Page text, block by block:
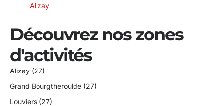
Alizay
Découvrez nos zones
d'activités
Alizay (27)
Grand Bourgtheroulde (27)
Louviers (27)